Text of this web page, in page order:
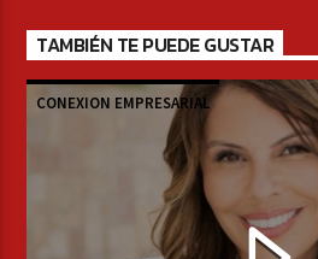
TAMBIÉN TE PUEDE GUSTAR
CONEXION EMPRESARIAL